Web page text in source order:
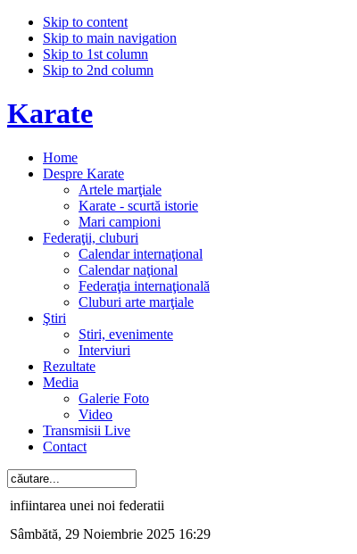
Skip to content
Skip to main navigation
Skip to 1st column
Skip to 2nd column
Karate
Home
Despre Karate
Artele marţiale
Karate - scurtă istorie
Mari campioni
Federaţii, cluburi
Calendar internaţional
Calendar naţional
Federaţia internaţională
Cluburi arte marţiale
Ştiri
Stiri, evenimente
Interviuri
Rezultate
Media
Galerie Foto
Video
Transmisii Live
Contact
infiintarea unei noi federatii
Sâmbătă, 29 Noiembrie 2025 16:29